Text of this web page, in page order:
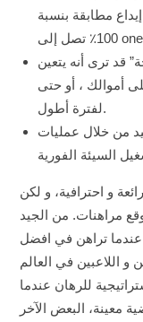
إيداع مطابقة بنسبة
قد ترى أنه يتعين
أموالك ، أو حتى
لفترة أطول.
من خلال عمليات
و احترافية، و لكن
مراهنات. من الجيد
عندما تراهن في افضل
اللاعبين في العالم
للرهان عندما
معينة، البعض الآخر